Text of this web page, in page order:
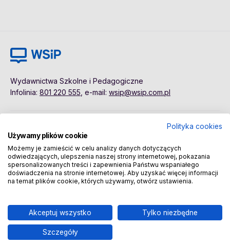
Wydawnictwa Szkolne i Pedagogiczne
Infolinia: 801 220 555 , e-mail: wsip@wsip.com.pl
Dane osobowe
Regulamin
Pierwsze kroki
Sklep
Polityka cookies
Używamy plików cookie
Możemy je zamieścić w celu analizy danych dotyczących
odwiedzających, ulepszenia naszej strony internetowej, pokazania
spersonalizowanych treści i zapewnienia Państwu wspaniałego
doświadczenia na stronie internetowej. Aby uzyskać więcej informacji
na temat plików cookie, których używamy, otwórz ustawienia.
Akceptuj wszystko Tylko niezbędne
Szczegóły